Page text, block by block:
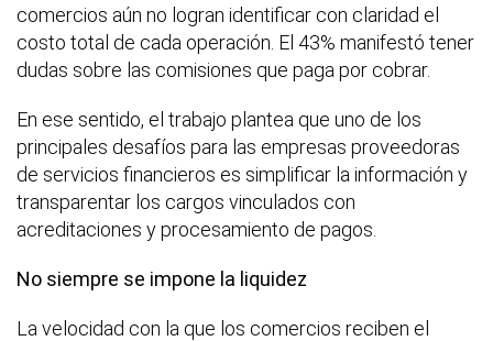
comercios aún no logran identificar con claridad el
costo total de cada operación. El 43% manifestó tener
dudas sobre las comisiones que paga por cobrar.
En ese sentido, el trabajo plantea que uno de los
principales desafíos para las empresas proveedoras
de servicios financieros es simplificar la información y
transparentar los cargos vinculados con
acreditaciones y procesamiento de pagos.
No siempre se impone la liquidez
La velocidad con la que los comercios reciben el